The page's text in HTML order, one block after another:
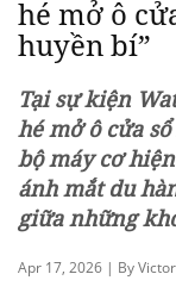
hé mở ô
huyền bí”
Tại sự kiện
hé mở ô cửa
bộmáy cơ h
ánh mắt du
giữa những
Apr 17, 2026 | By